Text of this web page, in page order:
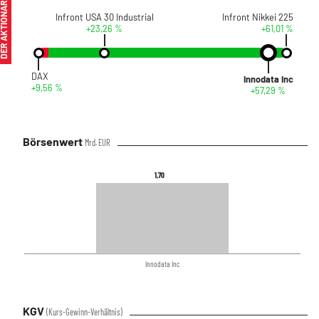
DAX
+9,56 %
Infront USA 30 Industrial
+23,26 %
Innodata Inc
+57,29 %
Infront Nikkei 225
+61,01 %
Börsenwert Mrd. EUR
1,70
1,70
Innodata Inc
KGV (Kurs-Gewinn-Verhältnis)